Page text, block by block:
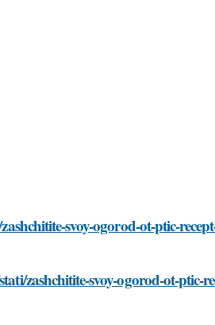
svoy-ogorod-ot-ptic-
zashchitite-svoy-ogorod-ot-ptic-